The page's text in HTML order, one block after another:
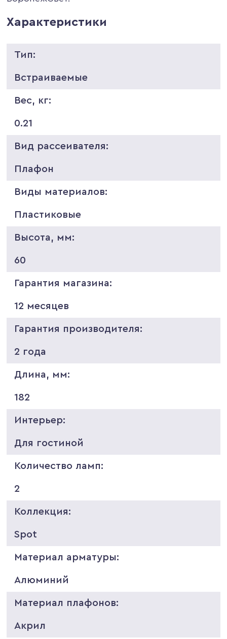
Характеристики
Тип:
Встраиваемые
Вес, кг:
0.21
Вид рассеивателя:
Плафон
Виды материалов:
Пластиковые
Высота, мм:
60
Гарантия магазина:
12 месяцев
Гарантия производителя:
2 года
Длина, мм:
182
Интерьер:
Для гостиной
Количество ламп:
2
Коллекция:
Spot
Материал арматуры:
Алюминий
Материал плафонов:
Акрил